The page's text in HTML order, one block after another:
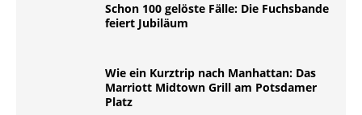
Schon 100 gelöste Fälle: Die Fuchsbande
feiert Jubiläum
Wie ein Kurztrip nach Manhattan: Das
Marriott Midtown Grill am Potsdamer
Platz